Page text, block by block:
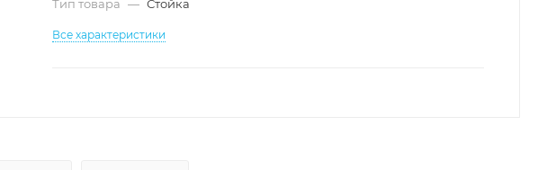
Тип товара — Стойка
Все характеристики